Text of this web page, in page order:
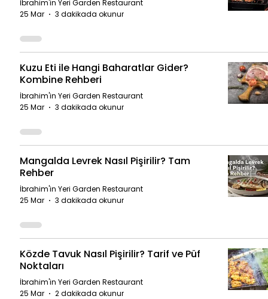
İbrahim'in Yeri Garden Restaurant
25 Mar
3 dakikada okunur
Kuzu Eti ile Hangi Baharatlar Gider?
Kombine Rehberi
İbrahim'in Yeri Garden Restaurant
25 Mar
3 dakikada okunur
Mangalda Levrek Nasıl Pişirilir? Tam
Rehber
İbrahim'in Yeri Garden Restaurant
25 Mar
3 dakikada okunur
Közde Tavuk Nasıl Pişirilir? Tarif ve Püf
Noktaları
İbrahim'in Yeri Garden Restaurant
25 Mar
2 dakikada okunur